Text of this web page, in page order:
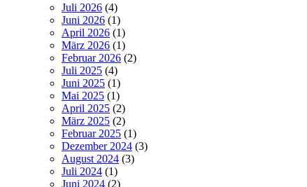
Juli 2026 (4)
Juni 2026 (1)
April 2026 (1)
März 2026 (1)
Februar 2026 (2)
Juli 2025 (4)
Juni 2025 (1)
Mai 2025 (1)
April 2025 (2)
März 2025 (2)
Februar 2025 (1)
Dezember 2024 (3)
August 2024 (3)
Juli 2024 (1)
Juni 2024 (2)